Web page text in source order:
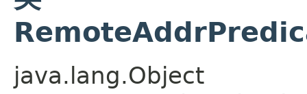
java.lang.Object